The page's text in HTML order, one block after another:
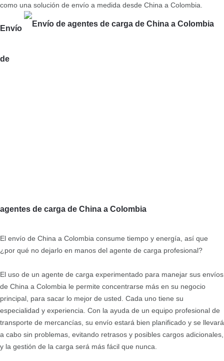
como una solución de envío a medida desde China a Colombia.
Envío
de
agentes de carga de China a Colombia
El envío de China a Colombia consume tiempo y energía, así que
¿por qué no dejarlo en manos del agente de carga profesional?
El uso de un agente de carga experimentado para manejar sus envíos
de China a Colombia le permite concentrarse más en su negocio
principal, para sacar lo mejor de usted. Cada uno tiene su
especialidad y experiencia. Con la ayuda de un equipo profesional de
transporte de mercancías, su envío estará bien planificado y se llevará
a cabo sin problemas, evitando retrasos y posibles cargos adicionales,
y la gestión de la carga será más fácil que nunca.